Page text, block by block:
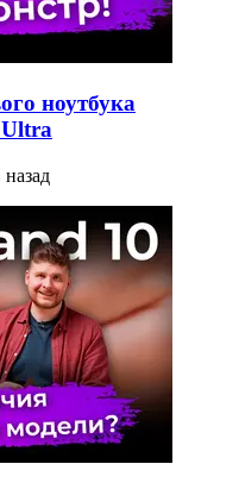
ноутбука
назад